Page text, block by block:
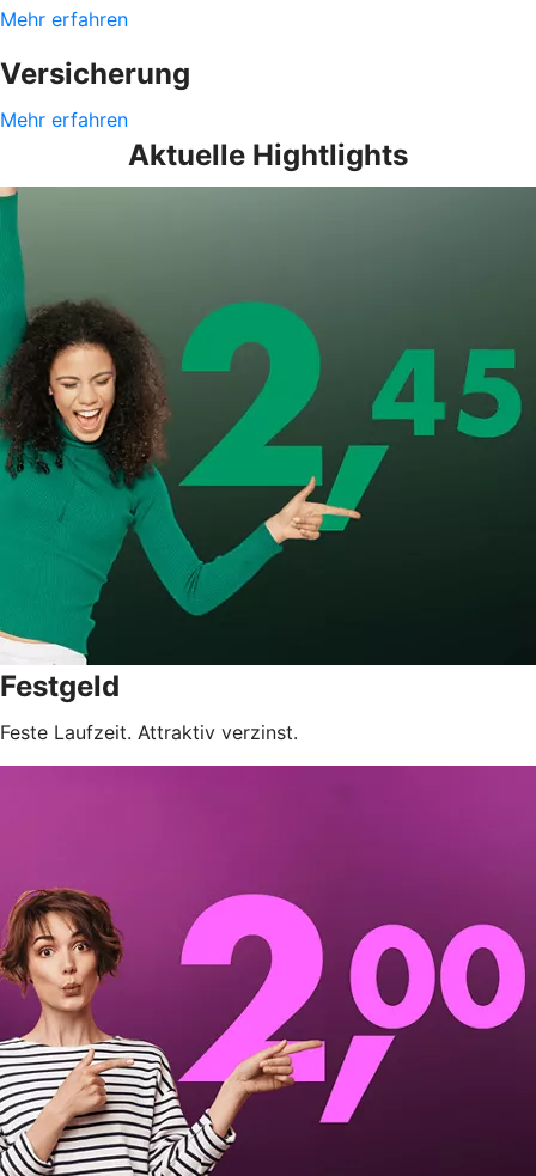
Mehr erfahren
Versicherung
Mehr erfahren
Aktuelle Hightlights
Festgeld
Feste Laufzeit. Attraktiv verzinst.